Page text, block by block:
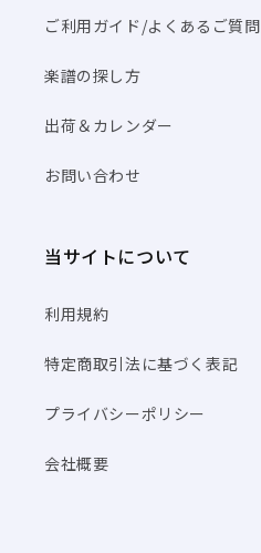
ご利用ガイド/よくあるご質問
楽譜の探し方
出荷＆カレンダー
お問い合わせ
当サイトについて
利用規約
特定商取引法に基づく表記
プライバシーポリシー
会社概要